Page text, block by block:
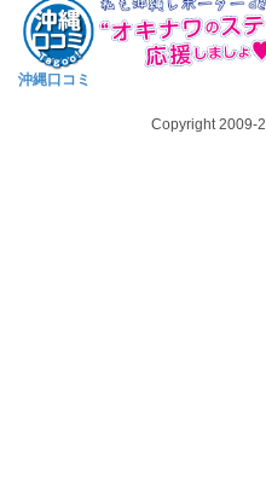
沖縄口コミ
Copyright 2009-